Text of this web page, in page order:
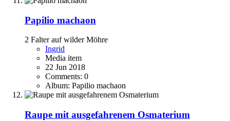
Papilio machaon
2 Falter auf wilder Möhre
Ingrid
Media item
22 Jun 2018
Comments: 0
Album: Papilio machaon
Raupe mit ausgefahrenem Osmaterium